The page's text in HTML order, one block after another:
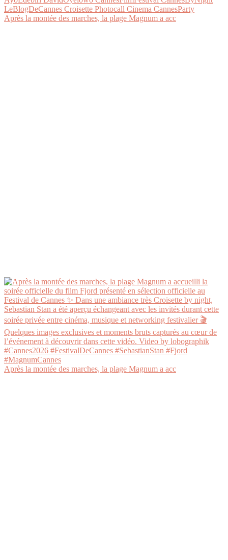
Après la montée des marches, la plage Magnum a acc
Après la montée des marches, la plage Magnum a acc